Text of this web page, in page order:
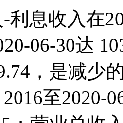
利息收入在
06-30达
，是减少
至2020-